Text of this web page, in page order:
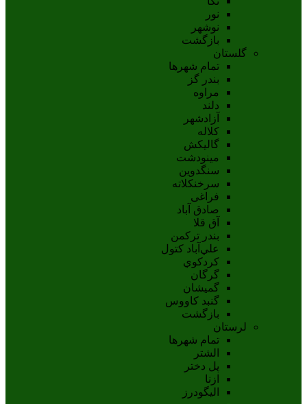
نور
نوشهر
بازگشت
گلستان
تمام شهر‌ها
بندر گز
مراوه
دلند
آزادشهر
کلاله
گالیکش
مینودشت
سنگدوین
سرخنکلاته
فراغی
صادق آباد
آق قلا
بندر ترکمن
علي‌آباد کتول
کردکوي
گرگان
گميشان
گنبد کاووس
بازگشت
لرستان
تمام شهر‌ها
الشتر
پل دختر
ازنا
اليگودرز